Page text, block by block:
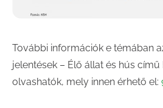
További információk e témában
jelentések – Élő állat és hús
olvashatók, mely innen érhető el: